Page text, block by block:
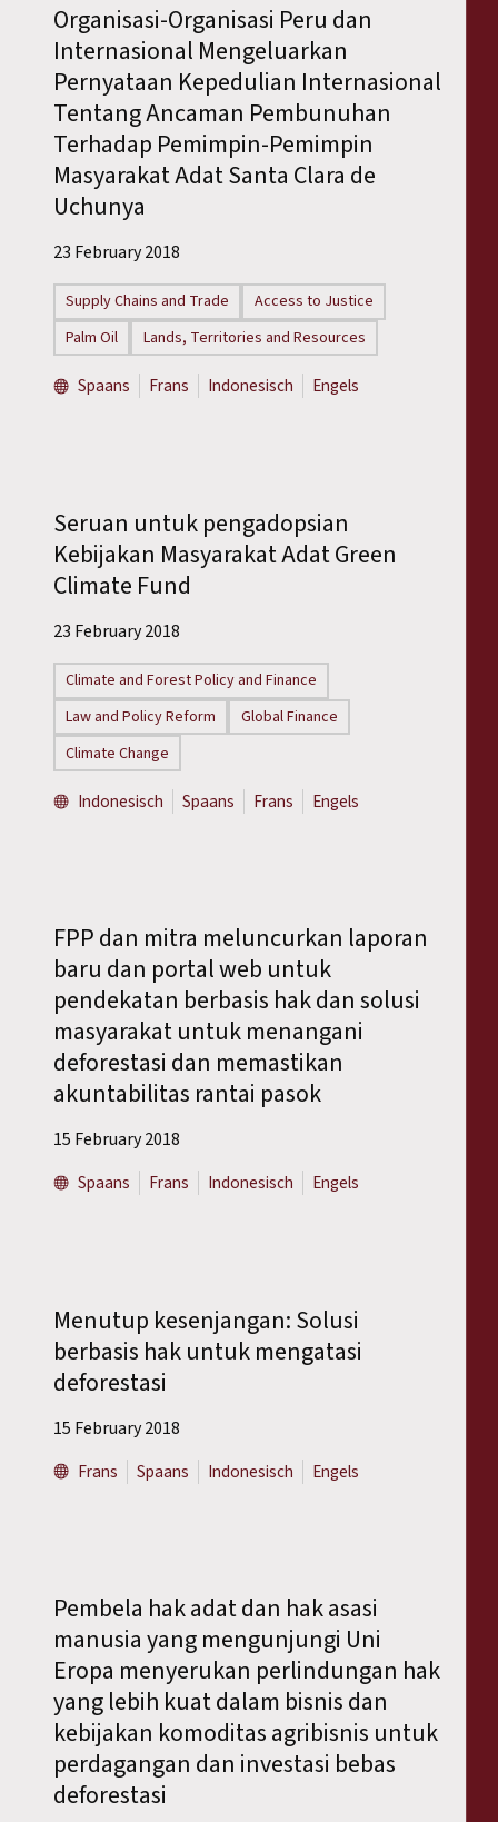
Organisasi-Organisasi Peru dan
Internasional Mengeluarkan
Pernyataan Kepedulian Internasional
Tentang Ancaman Pembunuhan
Terhadap Pemimpin-Pemimpin
Masyarakat Adat Santa Clara de
Uchunya
23 February 2018
Supply Chains and Trade
Access to Justice
Palm Oil
Lands, Territories and Resources
Spaans Frans Indonesisch Engels
Seruan untuk pengadopsian
Kebijakan Masyarakat Adat Green
Climate Fund
23 February 2018
Climate and Forest Policy and Finance
Law and Policy Reform
Global Finance
Climate Change
Indonesisch Spaans Frans Engels
FPP dan mitra meluncurkan laporan
baru dan portal web untuk
pendekatan berbasis hak dan solusi
masyarakat untuk menangani
deforestasi dan memastikan
akuntabilitas rantai pasok
15 February 2018
Spaans
Frans Indonesisch Engels
Menutup kesenjangan: Solusi
berbasis hak untuk mengatasi
deforestasi
15 February 2018
Frans
Spaans Indonesisch Engels
Pembela hak adat dan hak asasi
manusia yang mengunjungi Uni
Eropa menyerukan perlindungan hak
yang lebih kuat dalam bisnis dan
kebijakan komoditas agribisnis untuk
perdagangan dan investasi bebas
deforestasi